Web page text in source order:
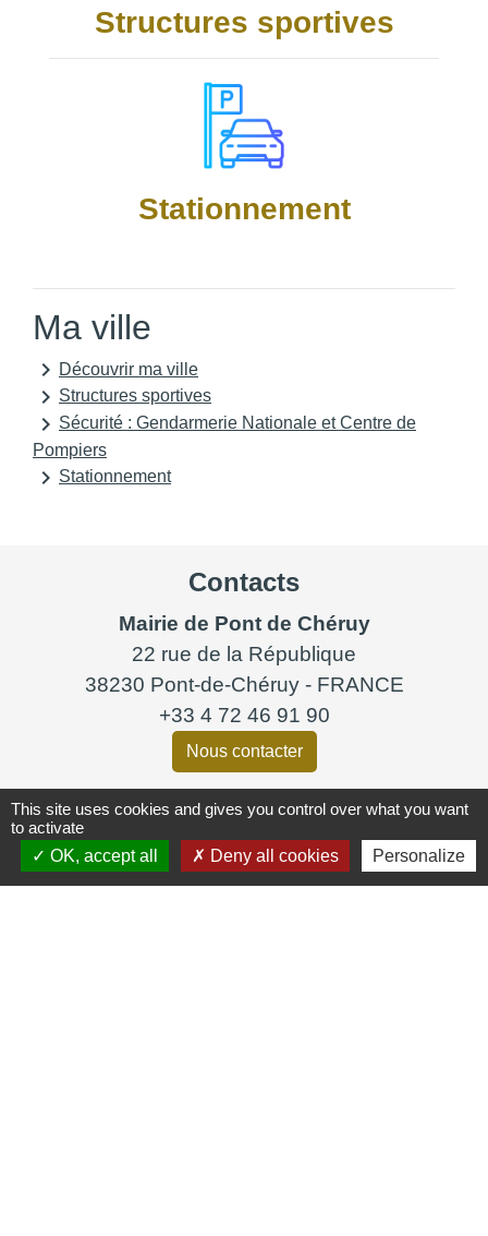
Structures sportives
Stationnement
Ma ville
keyboard_arrow_right Découvrir ma ville
keyboard_arrow_right Structures sportives
keyboard_arrow_right Sécurité : Gendarmerie Nationale et Centre de
Pompiers
keyboard_arrow_right Stationnement
Contacts
Mairie de Pont de Chéruy
22 rue de la République
38230 Pont-de-Chéruy - FRANCE
+33 4 72 46 91 90
Nous contacter
HORAIRES D'OUVERTURE
Du lundi au vendredi
This site uses cookies and gives you control over what you want
to activate
OK, accept all
Deny all cookies Personalize